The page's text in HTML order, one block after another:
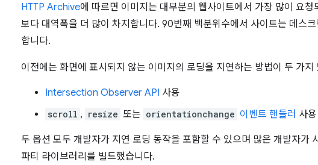
HTTP Archive에 따르면 이미지는 대부분의 웹사이트에서 가장 많이 요
보다 대역폭을 더 많이 차지합니다. 90번째 백분위수에서 사이트는 데스
합니다.
이전에는 화면에 표시되지 않는 이미지의 로딩을 지연하는 방법이 두 가지
Intersection Observer API 사용
scroll , resize 또는 orientationchange 이벤트 핸들러 사용
두 옵션 모두 개발자가 지연 로딩 동작을 포함할 수 있으며 많은 개발자가
파티 라이브러리를 빌드했습니다.